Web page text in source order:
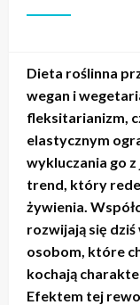
Dieta roślinna
wegan i
fleksitarianizm,
elastycznym
wykluczania go
trend, który
żywienia.
rozwijają się
osobom, które
kochają
Efektem tej